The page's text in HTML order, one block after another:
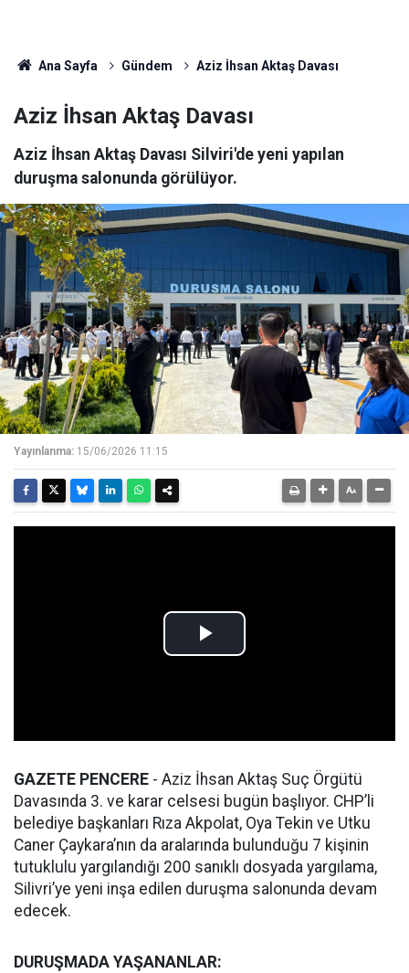
Ana Sayfa Gündem Aziz İhsan Aktaş Davası
Aziz İhsan Aktaş Davası
Aziz İhsan Aktaş Davası Silviri'de yeni yapılan
duruşma salonunda görülüyor.
Yayınlanma: 15/06/2026 11:15
GAZETE PENCERE - Aziz İhsan Aktaş Suç Örgütü
Davasında 3. ve karar celsesi bugün başlıyor. CHP’li
belediye başkanları Rıza Akpolat, Oya Tekin ve Utku
Caner Çaykara’nın da aralarında bulunduğu 7 kişinin
tutuklulu yargılandığı 200 sanıklı dosyada yargılama,
Silivri’ye yeni inşa edilen duruşma salonunda devam
edecek.
DURUŞMADA YAŞANANLAR: